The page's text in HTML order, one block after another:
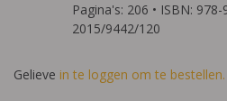
Pagina's: 206 • ISBN:
2015/9442/120
Gelieve in te loggen om te bestellen.